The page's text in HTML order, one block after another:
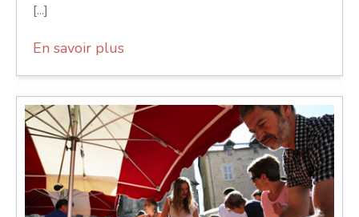
[...]
En savoir plus